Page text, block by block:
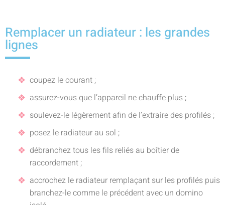
Remplacer un radiateur : les grandes
lignes
coupez le courant ;
assurez-vous que l’appareil ne chauffe plus ;
soulevez-le légèrement afin de l’extraire des profilés ;
posez le radiateur au sol ;
débranchez tous les fils reliés au boîtier de
raccordement ;
accrochez le radiateur remplaçant sur les profilés puis
branchez-le comme le précédent avec un domino